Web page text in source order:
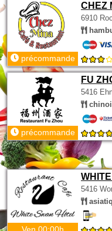
CHEZ
6910
précommande
FU
5416
précommande
5416